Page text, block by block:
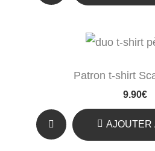
Patron t-shirt
9.90€
AJOUTER